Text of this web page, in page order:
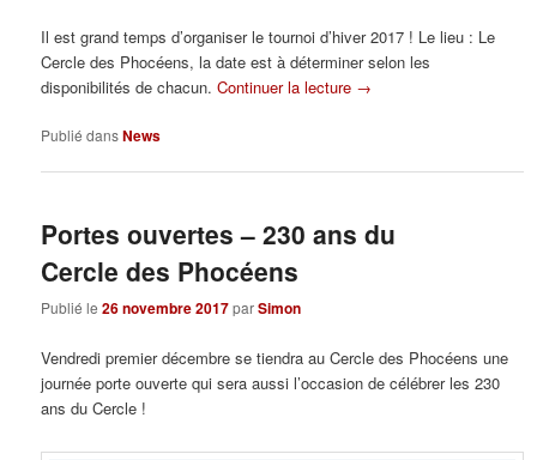
Il est grand temps d’organiser le tournoi d’hiver 2017 ! Le lieu : Le
Cercle des Phocéens, la date est à déterminer selon les
disponibilités de chacun.Continuer la lecture →
Publié dansNews
Portes ouvertes – 230 ans du
Cercle des Phocéens
Publié le26 novembre 2017parSimon
Vendredi premier décembre se tiendra au Cercle des Phocéens une
journée porte ouverte qui sera aussi l’occasion de célébrer les 230
ans du Cercle !